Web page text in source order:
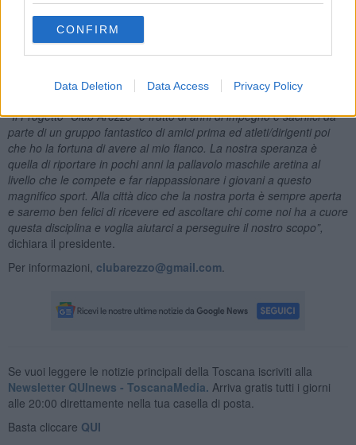
CONFIRM
Data Deletion Data Access Privacy Policy
campionati giovanili ma soprattutto creando una
pallavoloper i più piccoli, ai quali verranno dedicate delle tariffe di
iscrizione molto agevolate, dando la possibilità a tutti di prendere
parte a questo progetto. Lo staff tecnico sarà composto dai migliori
tecnici federali della Provincia, un mix di qualità e comprovata
esperienza.
“Il Progetto “Club Arezzo” è frutto di anni di impegno e sacrifici da
parte di un gruppo fantastico di amici prima ed atleti/dirigenti poi
che ho la fortuna di avere al mio fianco. La nostra speranza è
quella di riportare in pochi anni la pallavolo maschile aretina al
livello che le compete e far riappassionare i giovani a questo
magnifico sport. Alla città dico che la nostra porta è sempre aperta
e saremo ben felici di ricevere ed ascoltare chi come noi ha a cuore
questa disciplina e voglia aiutarci a perseguire il nostro scopo”,
dichiara il presidente.
Per informazioni, clubarezzo@gmail.com
Se vuoi leggere le notizie principali della Toscana iscriviti alla
Newsletter QUInews - ToscanaMedia. Arriva gratis tutti i giorni
alle 20:00 direttamente nella tua casella di posta.
Basta cliccare QUI